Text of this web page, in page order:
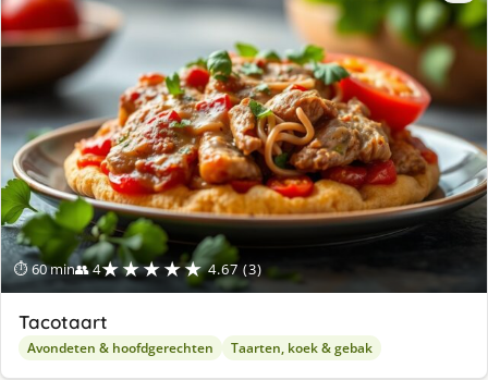
⏱ 60 min👥 4★★★★★ 4.67 (3)
Tacotaart
Avondeten & hoofdgerechten Taarten, koek & gebak